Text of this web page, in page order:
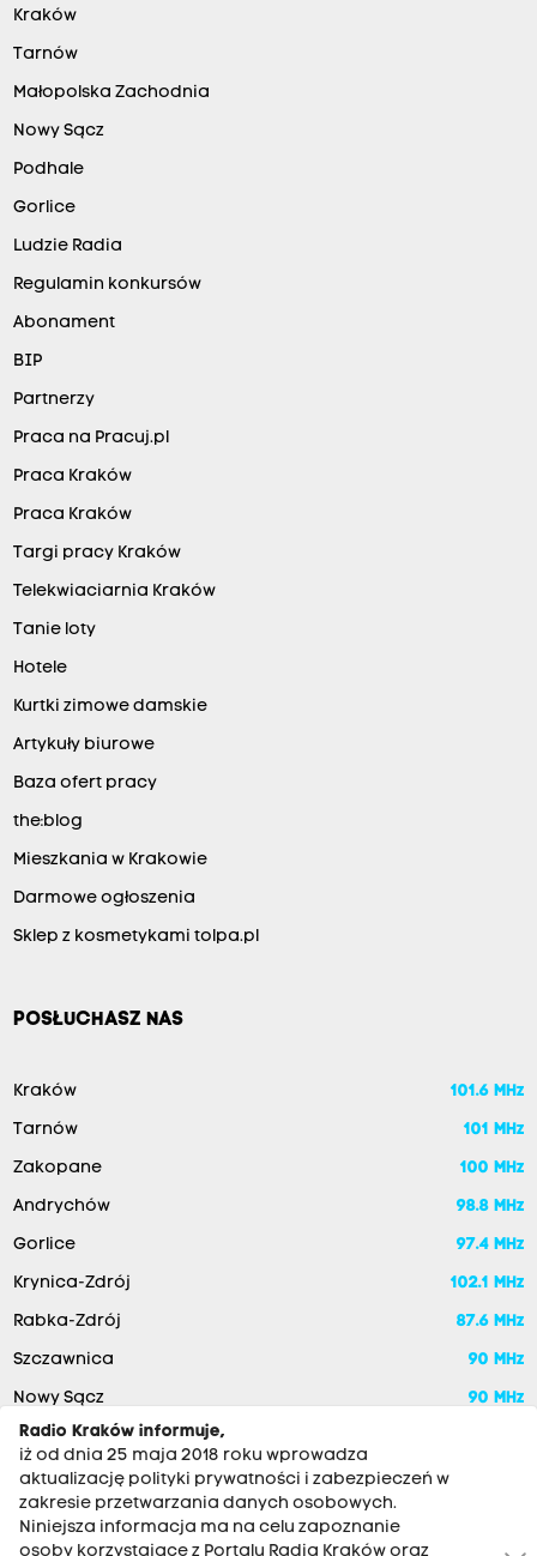
Kraków
Tarnów
Małopolska Zachodnia
Nowy Sącz
Podhale
Gorlice
Ludzie Radia
Regulamin konkursów
Abonament
BIP
Partnerzy
Praca na Pracuj.pl
Praca Kraków
Praca Kraków
Targi pracy Kraków
Telekwiaciarnia Kraków
Tanie loty
Hotele
Kurtki zimowe damskie
Artykuły biurowe
Baza ofert pracy
the:blog
Mieszkania w Krakowie
Darmowe ogłoszenia
Sklep z kosmetykami tolpa.pl
POSŁUCHASZ NAS
Kraków 101.6 MHz
Tarnów 101 MHz
Zakopane 100 MHz
Andrychów 98.8 MHz
Gorlice 97.4 MHz
Krynica-Zdrój 102.1 MHz
Rabka-Zdrój 87.6 MHz
Szczawnica 90 MHz
Nowy Sącz
90 MHz
Radio Kraków informuje,
iż od dnia 25 maja 2018 roku wprowadza
aktualizację polityki prywatności i zabezpieczeń w
zakresie przetwarzania danych osobowych.
Niniejsza informacja ma na celu zapoznanie
osoby korzystające z Portalu Radia Kraków oraz